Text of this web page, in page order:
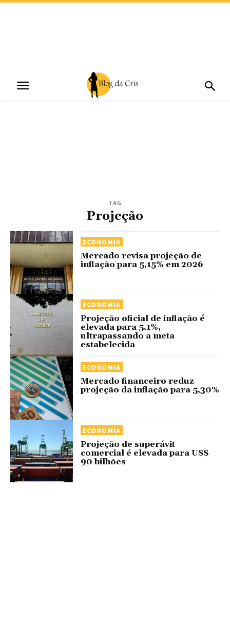
TAG
Projeção
ECONOMIA
Mercado revisa projeção de
inflação para 5,15% em 2026
ECONOMIA
Projeção oficial de inflação é
elevada para 5,1%,
ultrapassando a meta
estabelecida
ECONOMIA
Mercado financeiro reduz
projeção da inflação para 5,30%
ECONOMIA
Projeção de superávit
comercial é elevada para US$
90 bilhões